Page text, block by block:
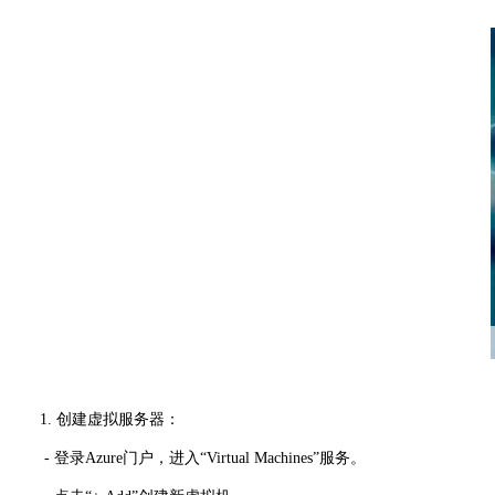
1. 创建虚拟服务器：
- 登录Azure门户，进入“Virtual Machines”服务。